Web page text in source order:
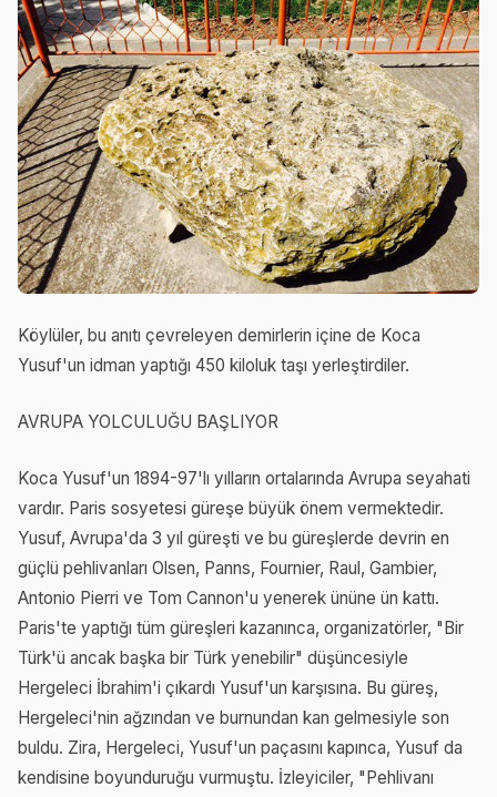
Köylüler, bu anıtı çevreleyen demirlerin içine de Koca
Yusuf'un idman yaptığı 450 kiloluk taşı yerleştirdiler.
AVRUPA YOLCULUĞU BAŞLIYOR
Koca Yusuf'un 1894-97'lı yılların ortalarında Avrupa seyahati
vardır. Paris sosyetesi güreşe büyük önem vermektedir.
Yusuf, Avrupa'da 3 yıl güreşti ve bu güreşlerde devrin en
güçlü pehlivanları Olsen, Panns, Fournier, Raul, Gambier,
Antonio Pierri ve Tom Cannon'u yenerek ününe ün kattı.
Paris'te yaptığı tüm güreşleri kazanınca, organizatörler, "Bir
Türk'ü ancak başka bir Türk yenebilir" düşüncesiyle
Hergeleci İbrahim'i çıkardı Yusuf'un karşısına. Bu güreş,
Hergeleci'nin ağzından ve burnundan kan gelmesiyle son
buldu. Zira, Hergeleci, Yusuf'un paçasını kapınca, Yusuf da
kendisine boyunduruğu vurmuştu. İzleyiciler, "Pehlivanı